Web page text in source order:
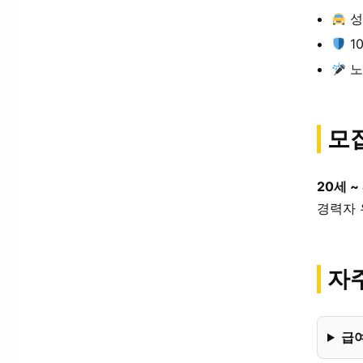
모
20세 ~
경력자
자
급